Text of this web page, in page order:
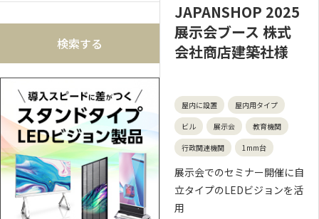
JAPANSHOP 2025
展示会ブース 株式
会社商店建築社様
屋内に設置
屋内用タイプ
ビル
展示会
教育機関
行政関連機関
1mm台
展示会でのセミナー開催に自
立タイプのLEDビジョンを活
用